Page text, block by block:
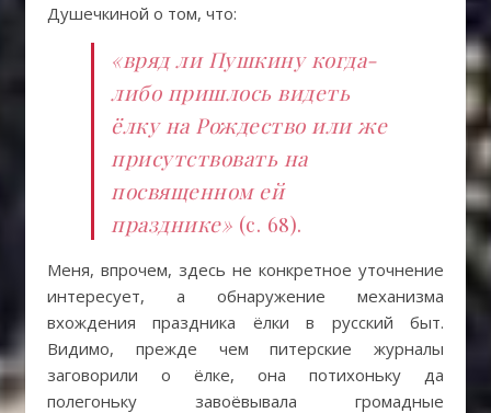
Душечкиной о том, что:
«вряд ли Пушкину когда-
либо пришлось видеть
ёлку на Рождество или же
присутствовать на
посвященном ей
празднике» (с. 68).
Меня, впрочем, здесь не конкретное уточнение
интересует, а обнаружение механизма
вхождения праздника ёлки в русский быт.
Видимо, прежде чем питерские журналы
заговорили о ёлке, она потихоньку да
полегоньку завоёвывала громадные